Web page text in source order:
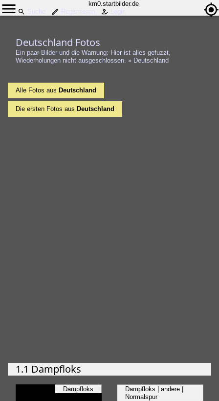
km0.startbilder.de
Deutschland Fotos
Ein paar Bilder und die Warnung: Hier ist alles gefuzzt,
Wiederholungen nicht ausgeschlossen. » Deutschland
Alle Fotos aus Deutschland
Die ersten Fotos aus Deutschland
1.1 Dampfloks
Dampfloks
Dampfloks | andere |
Normalspur